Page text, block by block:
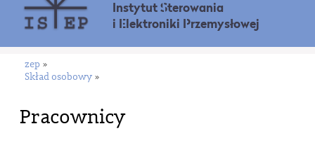
Instytut Sterowania
i Elektroniki Przemysłowej
zep »
Skład osobowy »
Pracownicy